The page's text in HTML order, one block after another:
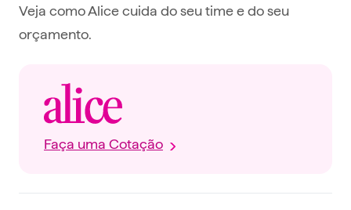
Veja como Alice cuida do seu time e do seu
orçamento.
Faça uma Cotação